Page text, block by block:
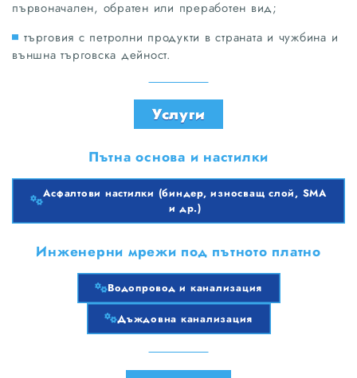
първоначален, обратен или преработен вид;
търговия с петролни продукти в страната и чужбина и
външна търговска дейност.
Услуги
Пътна основа и настилки
Асфалтови настилки (биндер, износващ слой, SMA
и др.)
Инженерни мрежи под пътното платно
Водопровод и канализация
Дъждовна канализация